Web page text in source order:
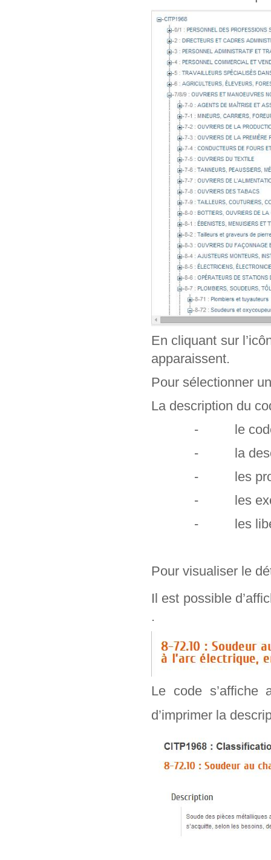
En cliquant sur
apparaissent.
Pour sélectionner
La description du
- le code
- la
- les
- les
- les
Pour visualiser le
Il est possible
.
Le code s’affiche
d’imprimer la